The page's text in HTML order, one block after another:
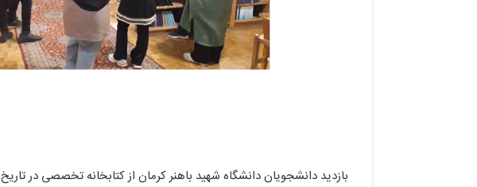
بازدید دانشجویان دانشگاه شهید باهنر کرمان از کتابخانه تخصصی در تاریخ 1404/03/20